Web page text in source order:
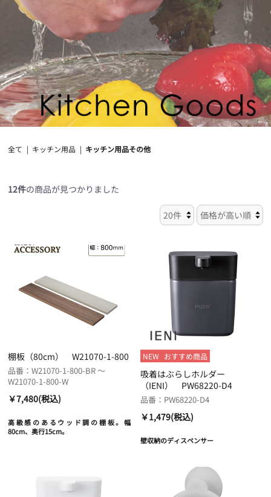
全て | キッチン用品 | キッチン用品その他
12件の商品が見つかりました
棚板（80cm） W21070-1-800
品番：W21070-1-800-BR ～
W21070-1-800-W
￥7,480(税込)
高級感のあるウッド調の棚板。幅
80cm、奥行15cm。
NEW おすすめ商品
吸着はぶらしホルダー
（IENI） PW68220-D4
品番：PW68220-D4
￥1,479(税込)
壁収納のディスペンサー